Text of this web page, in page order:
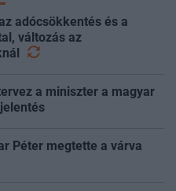
adócsökkentés és a
változás az
a miniszter a magyar
Péter megtette a várva